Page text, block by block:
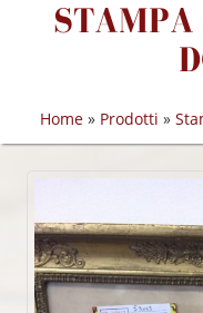
Home » Prodotti »